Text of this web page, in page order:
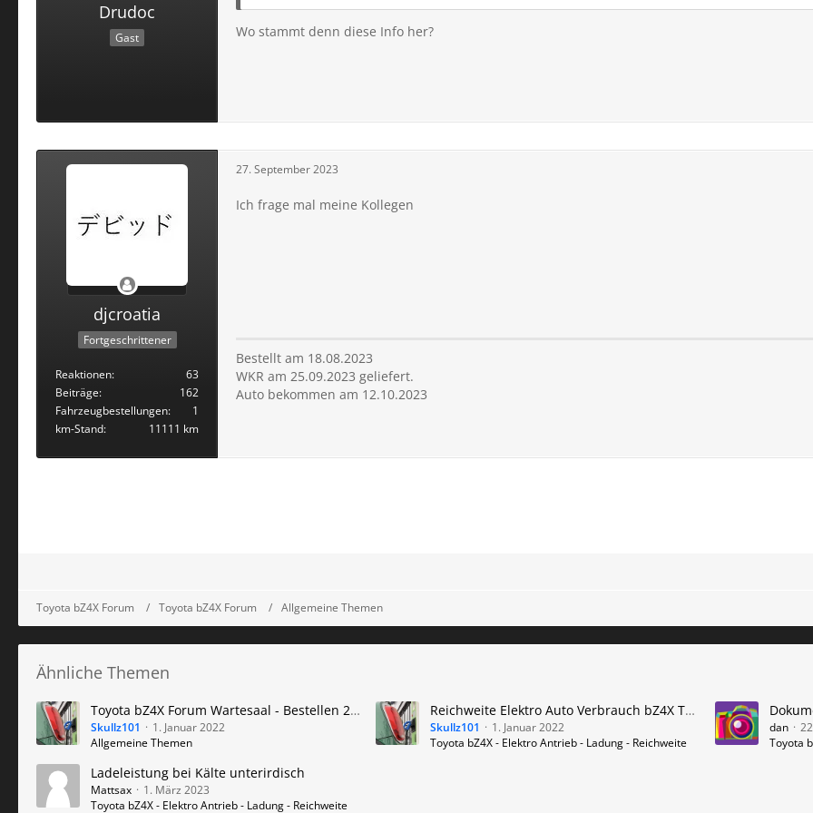
Drudoc
Gast Wo stammt denn diese Info her?
djcroatia
Fortgeschrittener
Reaktionen
63
Beiträge
162
Fahrzeugbestellungen
1
km-Stand
11111 km
27. September 2023
Ich frage mal meine Kollegen
Bestellt am 18.08.2023
WKR am 25.09.2023 geliefert.
Auto bekommen am 12.10.2023
Toyota bZ4X Forum Toyota bZ4X Forum Allgemeine Themen
Ähnliche Themen
Toyota bZ4X Forum Wartesaal - Bestellen 2026 Lieferzeit 2027 2028 - Auslieferung des Elektro Auto
Skullz101
1. Januar 2022
Allgemeine Themen
Reichweite Elektro Auto Verbrauch bZ4X Toyota - Erster Stromer bZ4X soll 450 Kilometer schaffen
Skullz101
1. Januar 2022
Toyota bZ4X - Elektro Antrieb - Ladung - Reichweite
dan
Toyota
Ladeleistung bei Kälte unterirdisch
Mattsax
1. März 2023
Toyota bZ4X - Elektro Antrieb - Ladung - Reichweite